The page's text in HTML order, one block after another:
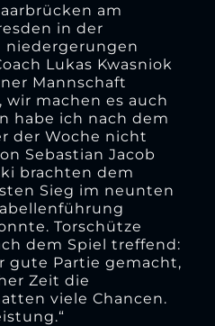
am
in der
niedergerungen
Lukas Kwasniok
Mannschaft
wir machen es auch
habe ich nach dem
der Woche nicht
Sebastian Jacob
brachten dem
Sieg im neunten
Torschütze
dem Spiel treffend:
gute Partie gemacht,
Zeit die
viele Chancen.